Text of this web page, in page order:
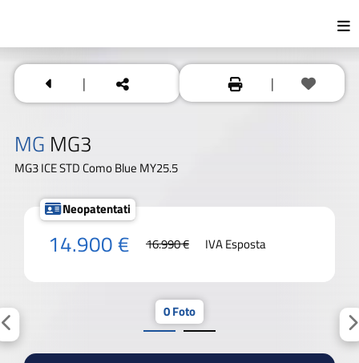
| |
MG MG3
MG3 ICE STD Como Blue MY25.5
Neopatentati
14.900 € 16.990 € IVA Esposta
0 Foto